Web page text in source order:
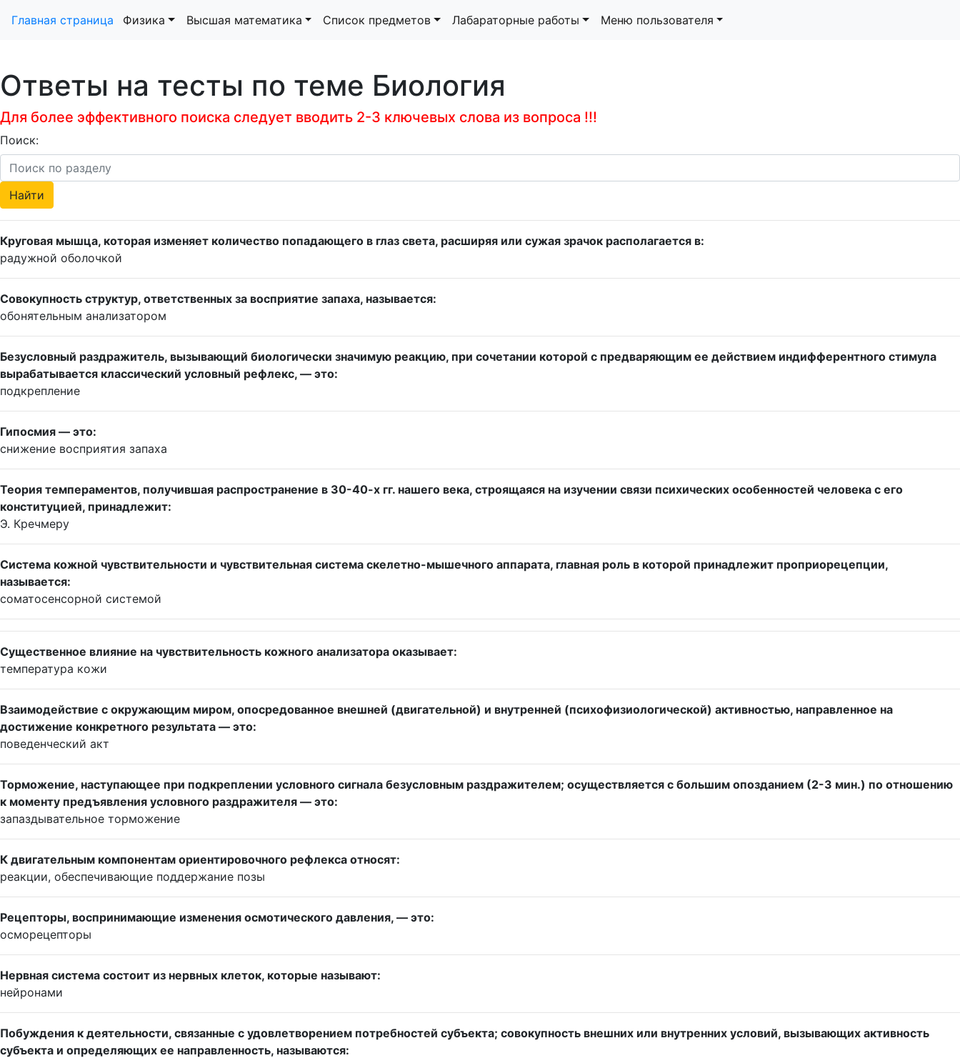
Главная страница Физика Высшая математика Список предметов Лабараторные работы Меню пользователя
Ответы на тесты по теме Биология
Для более эффективного поиска следует вводить 2-3 ключевых слова из вопроса !!!
Поиск:
Круговая мышца, которая изменяет количество попадающего в глаз света, расширяя или сужая зрачок располагается в:
радужной оболочкой
Совокупность структур, ответственных за восприятие запаха, называется:
обонятельным анализатором
Безусловный раздражитель, вызывающий биологически значимую реакцию, при сочетании которой с предваряющим ее действием индифферентного стимула
вырабатывается классический условный рефлекс, — это:
подкрепление
Гипосмия — это:
снижение восприятия запаха
Теория темпераментов, получившая распространение в 30-40-х гг. нашего века, строящаяся на изучении связи психических особенностей человека с его
конституцией, принадлежит:
Э. Кречмеру
Система кожной чувствительности и чувствительная система скелетно-мышечного аппарата, главная роль в которой принадлежит проприорецепции,
называется:
соматосенсорной системой
Существенное влияние на чувствительность кожного анализатора оказывает:
температура кожи
Взаимодействие с окружающим миром, опосредованное внешней (двигательной) и внутренней (психофизиологической) активностью, направленное на
достижение конкретного результата — это:
поведенческий акт
Торможение, наступающее при подкреплении условного сигнала безусловным раздражителем; осуществляется с большим опозданием (2-3 мин.) по отношению
к моменту предъявления условного раздражителя — это:
запаздывательное торможение
К двигательным компонентам ориентировочного рефлекса относят:
реакции, обеспечивающие поддержание позы
Рецепторы, воспринимающие изменения осмотического давления, — это:
осморецепторы
Нервная система состоит из нервных клеток, которые называют:
нейронами
Побуждения к деятельности, связанные с удовлетворением потребностей субъекта; совокупность внешних или внутренних условий, вызывающих активность
субъекта и определяющих ее направленность, называются: